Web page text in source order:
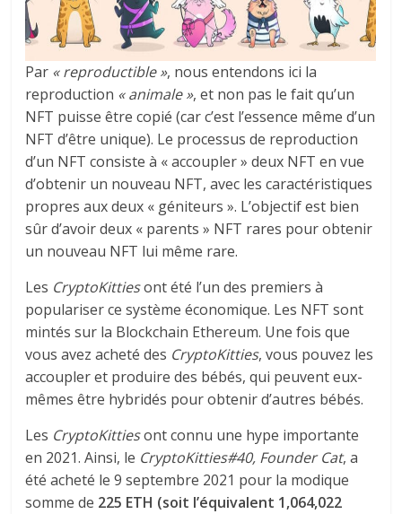
Par « reproductible », nous entendons ici la
reproduction « animale », et non pas le fait qu’un
NFT puisse être copié (car c’est l’essence même d’un
NFT d’être unique). Le processus de reproduction
d’un NFT consiste à « accoupler » deux NFT en vue
d’obtenir un nouveau NFT, avec les caractéristiques
propres aux deux « géniteurs ». L’objectif est bien
sûr d’avoir deux « parents » NFT rares pour obtenir
un nouveau NFT lui même rare.
Les CryptoKittiesont été l’un des premiers à
populariser ce système économique. Les NFT sont
mintés sur la Blockchain Ethereum. Une fois que
vous avez acheté des CryptoKitties, vous pouvez les
accoupler et produire des bébés, qui peuvent eux-
mêmes être hybridés pour obtenir d’autres bébés.
Les CryptoKittiesont connu une hype importante
en 2021. Ainsi, le CryptoKitties#40, Founder Cat, a
été acheté le 9 septembre 2021 pour la modique
somme de 225 ETH (soit l’équivalent 1,064,022